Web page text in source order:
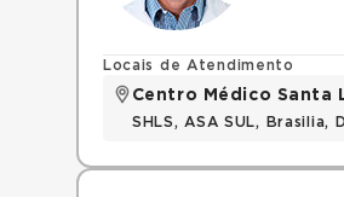
Locais de Atendimento
Centro Médico Santa
SHLS, ASA SUL, Brasilia,